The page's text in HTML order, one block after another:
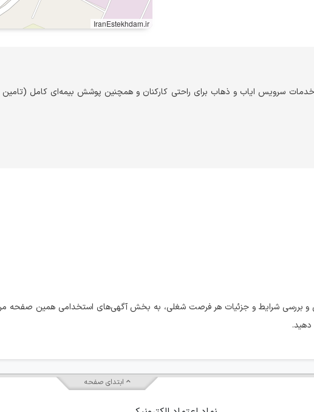
IranEstekhdam.ir
سرویس ایاب و ذهاب برای راحتی کارکنان و همچنین پوشش بیمه‌ای کامل (تامین
بررسی شرایط و جزئیات هر فرصت شغلی، به بخش آگهی‌های استخدامی همین صفحه
دهید.
ابتدای صفحه